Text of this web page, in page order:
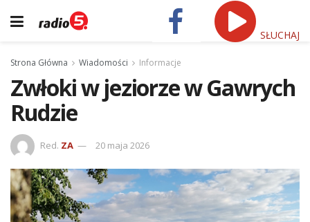
SŁUCHAJ
Strona Główna Wiadomości Informacje
Zwłoki w jeziorze w Gawrych
Rudzie
Red. ZA 20 maja 2026